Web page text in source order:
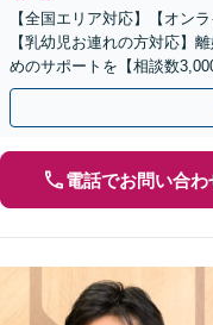
【全国エリア対応】【オン
【乳幼児お連れの方対応】
めのサポートを【相談数
費、財産分与、慰謝料請求
電話でお問い合わ